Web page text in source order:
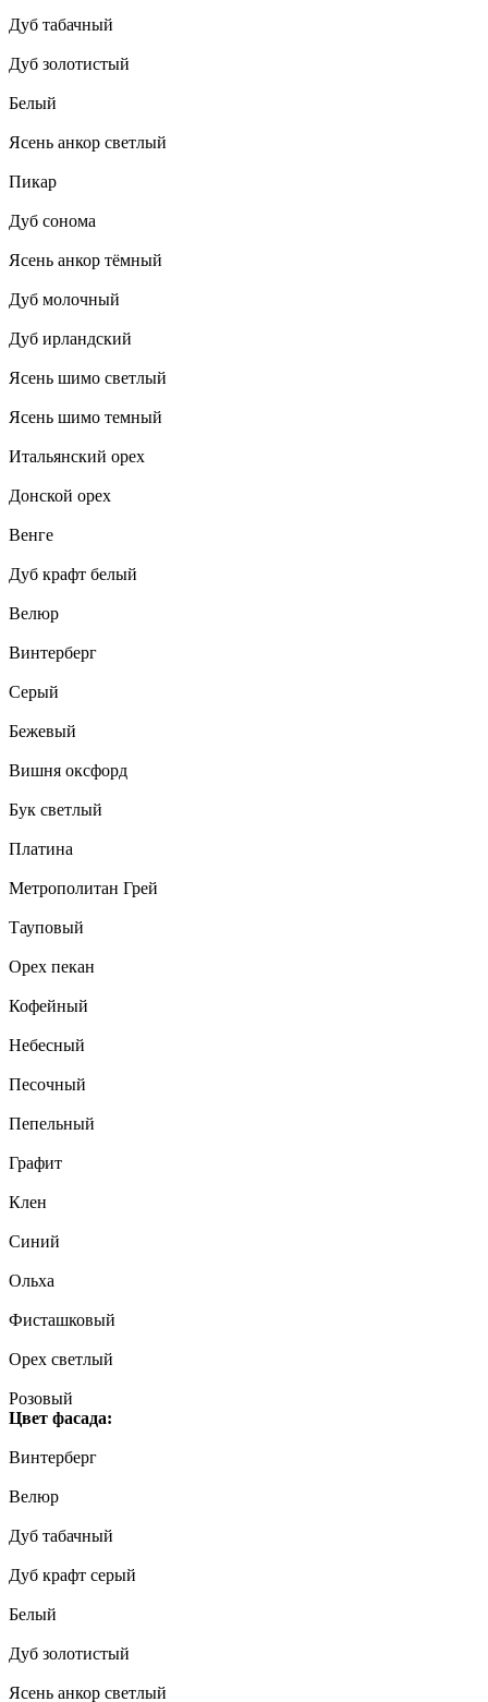
Дуб табачный
Дуб золотистый
Белый
Ясень анкор светлый
Пикар
Дуб сонома
Ясень анкор тёмный
Дуб молочный
Дуб ирландский
Ясень шимо светлый
Ясень шимо темный
Итальянский орех
Донской орех
Венге
Дуб крафт белый
Велюр
Винтерберг
Серый
Бежевый
Вишня оксфорд
Бук светлый
Платина
Метрополитан Грей
Тауповый
Орех пекан
Кофейный
Небесный
Песочный
Пепельный
Графит
Клен
Синий
Ольха
Фисташковый
Орех светлый
Розовый
Цвет фасада:
Винтерберг
Велюр
Дуб табачный
Дуб крафт серый
Белый
Дуб золотистый
Ясень анкор светлый